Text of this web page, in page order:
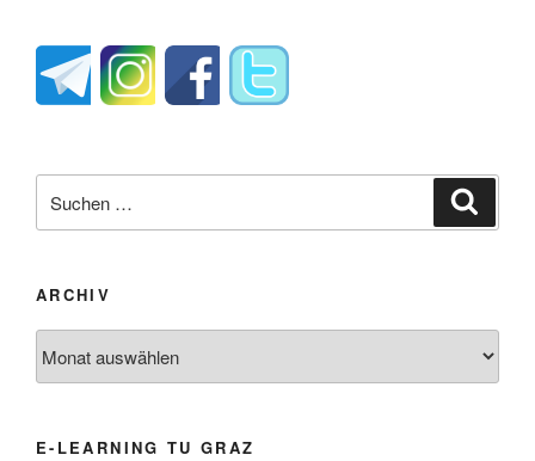
nach:
ARCHIV
E-LEARNING TU GRAZ